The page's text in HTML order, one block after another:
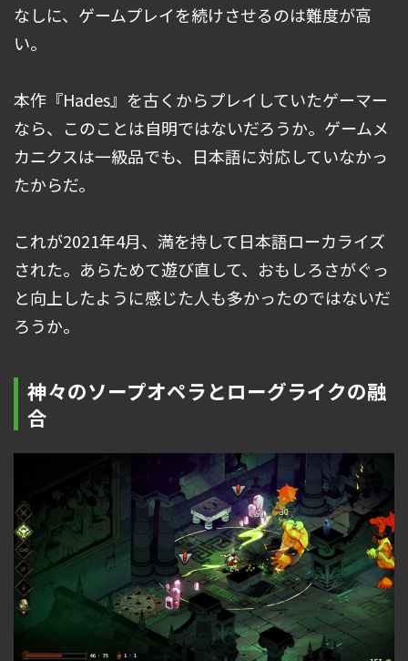
なしに、ゲームプレイを続けさせるのは難度が高
い。
本作『Hades』を古くからプレイしていたゲーマー
なら、このことは自明ではないだろうか。ゲームメ
カニクスは一級品でも、日本語に対応していなかっ
たからだ。
これが2021年4月、満を持して日本語ローカライズ
された。あらためて遊び直して、おもしろさがぐっ
と向上したように感じた人も多かったのではないだ
ろうか。
神々のソープオペラとローグライクの融
合